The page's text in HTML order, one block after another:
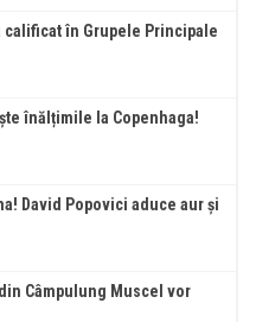
calificat în Grupele Principale
înălțimile la Copenhaga!
David Popovici aduce aur și
din Câmpulung Muscel vor